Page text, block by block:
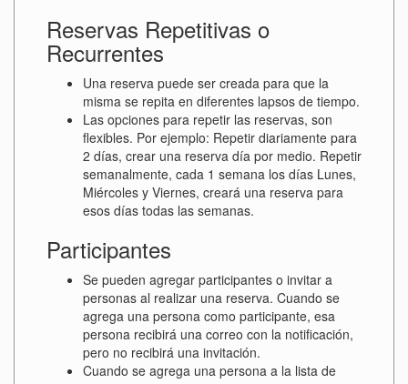
Reservas Repetitivas o
Recurrentes
Una reserva puede ser creada para que la
misma se repita en diferentes lapsos de tiempo.
Las opciones para repetir las reservas, son
flexibles. Por ejemplo: Repetir diariamente para
2 días, crear una reserva día por medio. Repetir
semanalmente, cada 1 semana los días Lunes,
Miércoles y Viernes, creará una reserva para
esos días todas las semanas.
Participantes
Se pueden agregar participantes o invitar a
personas al realizar una reserva. Cuando se
agrega una persona como participante, esa
persona recibirá una correo con la notificación,
pero no recibirá una invitación.
Cuando se agrega una persona a la lista de